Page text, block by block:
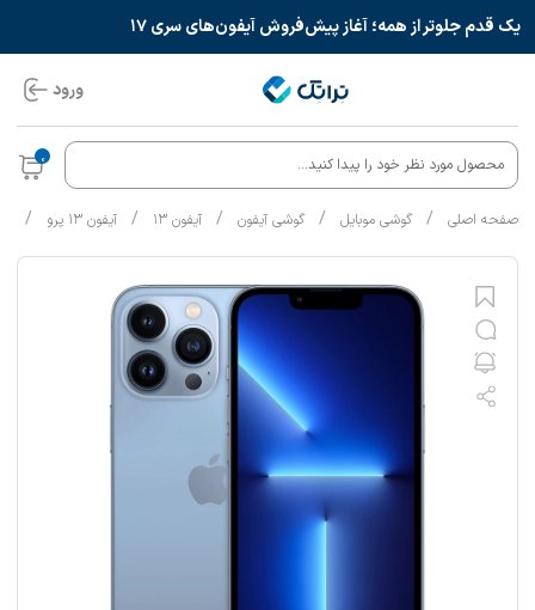
یک قدم جلوتر از همه؛ آغاز پیش‌فروش آیفون‌های سری ۱۷
ورود
محصول مورد نظر خود را پیدا کنید... 0
صفحه اصلی / گوشی موبایل / گوشی آیفون / آیفون ۱۳ / آیفون ۱۳ پرو /